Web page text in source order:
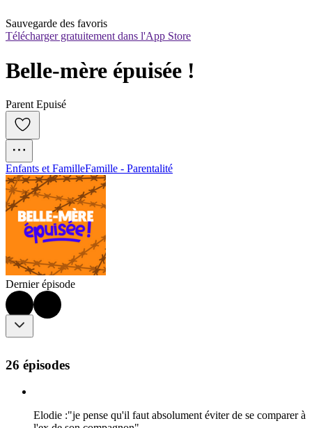
Sauvegarde des favoris
Télécharger gratuitement dans l'App Store
Belle-mère épuisée !
Parent Epuisé
Enfants et FamilleFamille - Parentalité
Dernier épisode
26 épisodes